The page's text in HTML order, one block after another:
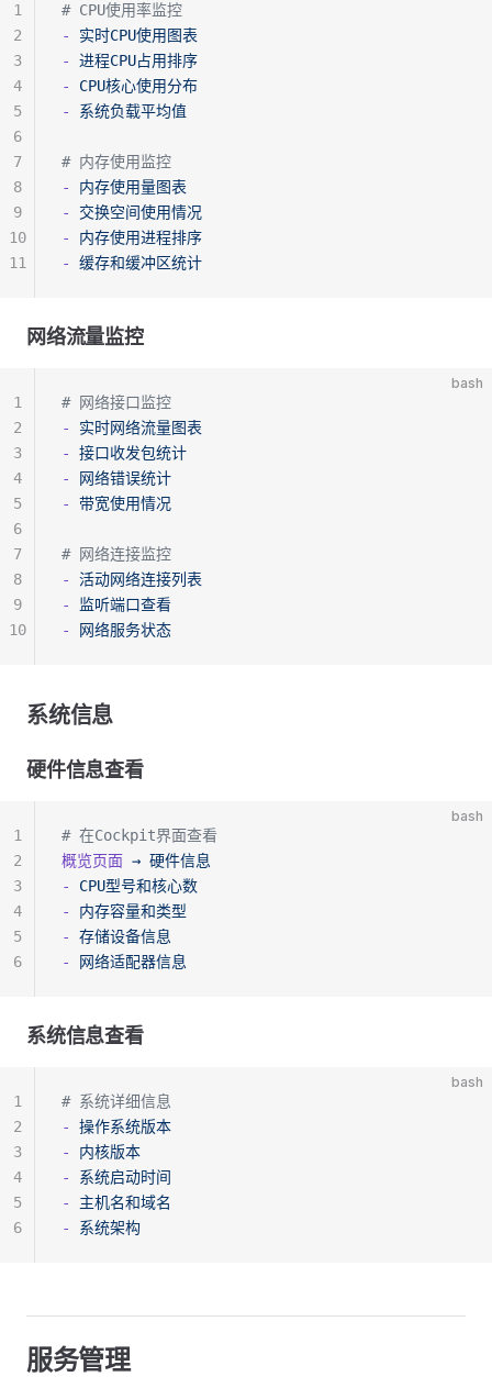
# CPU使用率监控
-
实时CPU使用图表
-
进程CPU占用排序
-
CPU核心使用分布
-
系统负载平均值
# 内存使用监控
-
内存使用量图表
-
交换空间使用情况
-
内存使用进程排序
-
缓存和缓冲区统计
1
2
3
4
5
6
7
8
9
10
11
网络流量监控
bash
# 网络接口监控
-
实时网络流量图表
-
接口收发包统计
-
网络错误统计
-
带宽使用情况
# 网络连接监控
-
活动网络连接列表
-
监听端口查看
-
网络服务状态
1
2
3
4
5
6
7
8
9
10
系统信息
硬件信息查看
bash
# 在Cockpit界面查看
概览页面 → 硬件信息
-
CPU型号和核心数
-
内存容量和类型
-
存储设备信息
-
网络适配器信息
1
2
3
4
5
6
系统信息查看
bash
# 系统详细信息
-
操作系统版本
-
内核版本
-
系统启动时间
-
主机名和域名
-
系统架构
1
2
3
4
5
6
服务管理